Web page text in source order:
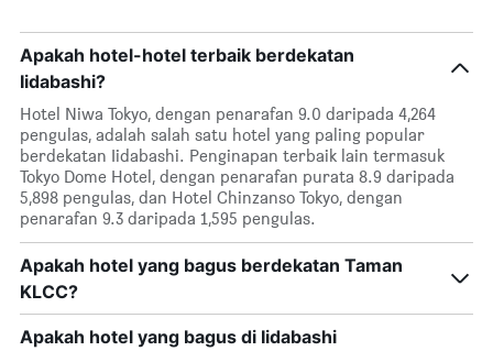
Apakah hotel-hotel terbaik berdekatan
Iidabashi?
Hotel Niwa Tokyo, dengan penarafan 9.0 daripada 4,264
pengulas, adalah salah satu hotel yang paling popular
berdekatan Iidabashi. Penginapan terbaik lain termasuk
Tokyo Dome Hotel, dengan penarafan purata 8.9 daripada
5,898 pengulas, dan Hotel Chinzanso Tokyo, dengan
penarafan 9.3 daripada 1,595 pengulas.
Apakah hotel yang bagus berdekatan Taman
KLCC?
Apakah hotel yang bagus di Iidabashi